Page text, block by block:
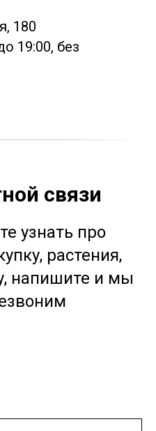
180
19:00, без
связи
узнать про
растения,
напишите и мы